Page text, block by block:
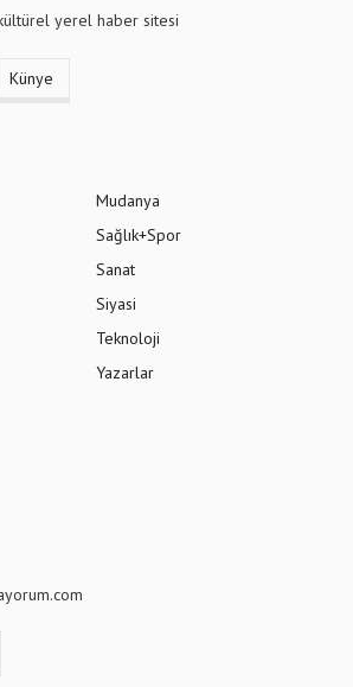
yerel haber sitesi
Künye
Mudanya
Sağlık+Spor
Sanat
Siyasi
Teknoloji
Yazarlar